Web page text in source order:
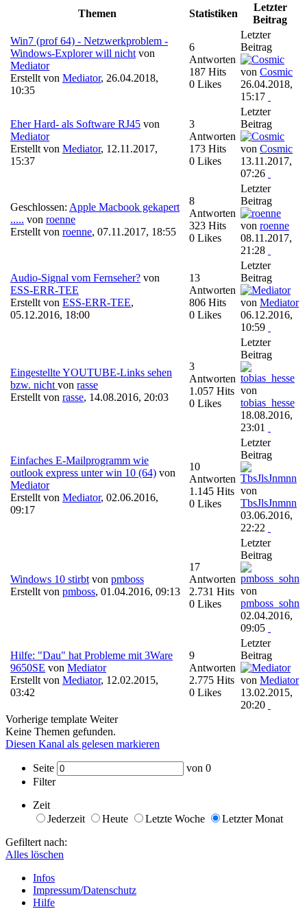
Themen
Statistiken
Letzter
Beitrag
Win7 (prof 64) - Netzwerkproblem -
Windows-Explorer will nicht von
Mediator
Erstellt von Mediator, 26.04.2018,
10:35
6
Antworten
187 Hits
0 Likes
Letzter
Beitrag
von Cosmic
26.04.2018,
15:17
Eher Hard- als Software RJ45 von
Mediator
Erstellt von Mediator, 12.11.2017,
15:37
3
Antworten
173 Hits
0 Likes
Letzter
Beitrag
von Cosmic
13.11.2017,
07:26
Geschlossen: Apple Macbook gekapert
..... von roenne
Erstellt von roenne, 07.11.2017, 18:55
8
Antworten
323 Hits
0 Likes
Letzter
Beitrag
von roenne
08.11.2017,
21:28
Audio-Signal vom Fernseher? von
ESS-ERR-TEE
Erstellt von ESS-ERR-TEE,
05.12.2016, 18:00
13
Antworten
806 Hits
0 Likes
Letzter
Beitrag
von Mediator
06.12.2016,
10:59
Eingestellte YOUTUBE-Links sehen
bzw. nicht von rasse
Erstellt von rasse, 14.08.2016, 20:03
3
Antworten
1.057 Hits
0 Likes
Letzter
Beitrag
von
tobias_hesse
18.08.2016,
23:01
Einfaches E-Mailprogramm wie
outlook express unter win 10 (64) von
Mediator
Erstellt von Mediator, 02.06.2016,
09:17
10
Antworten
1.145 Hits
0 Likes
Letzter
Beitrag
von
TbsJlsJnmnn
03.06.2016,
22:22
Windows 10 stirbt von pmboss
Erstellt von pmboss, 01.04.2016, 09:13
17
Antworten
2.731 Hits
0 Likes
Letzter
Beitrag
von
pmboss_sohn
02.04.2016,
09:05
Hilfe: "Dau" hat Probleme mit 3Ware
9650SE von Mediator
Erstellt von Mediator, 12.02.2015,
03:42
9
Antworten
2.775 Hits
0 Likes
Letzter
Beitrag
von Mediator
13.02.2015,
20:20
Vorherige template Weiter
Keine Themen gefunden.
Diesen Kanal als gelesen markieren
Seite von 0
Filter
Zeit
Jederzeit
Heute Letzte Woche
Letzter Monat
Gefiltert nach:
Alles löschen
Infos
Impressum/Datenschutz
Hilfe